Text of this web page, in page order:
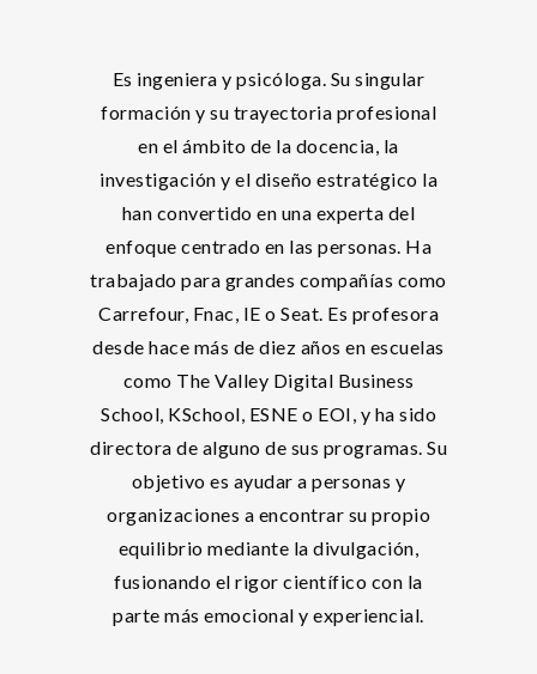
Es ingeniera y psicóloga. Su singular
formación y su trayectoria profesional
en el ámbito de la docencia, la
investigación y el diseño estratégico la
han convertido en una experta del
enfoque centrado en las personas. Ha
trabajado para grandes compañías como
Carrefour, Fnac, IE o Seat. Es profesora
desde hace más de diez años en escuelas
como The Valley Digital Business
School, KSchool, ESNE o EOI, y ha sido
directora de alguno de sus programas. Su
objetivo es ayudar a personas y
organizaciones a encontrar su propio
equilibrio mediante la divulgación,
fusionando el rigor científico con la
parte más emocional y experiencial.